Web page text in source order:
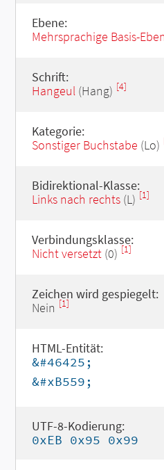
Ebene:
Mehrsprachige Basis-
Schrift:
Hangeul(Hang) [4]
Kategorie:
Sonstiger Buchstabe (Lo)
Bidirektional-Klasse:
Links nach rechts(L) [1]
Verbindungsklasse:
Nicht versetzt(0) [1]
Zeichen wird gespiegelt:
Nein [1]
HTML-Entität:
&#46425;
&#xB559;
UTF-8-Kodierung:
0xEB 0x95 0x99